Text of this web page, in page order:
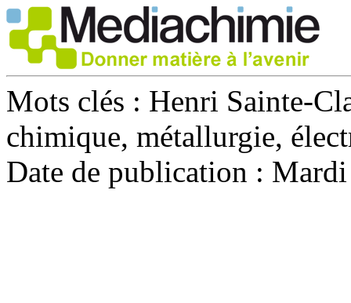
Mots clés : Henri Sainte-
chimique, métallurgie,
Date de publication :